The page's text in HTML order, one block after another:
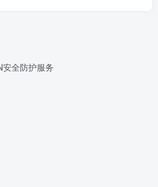
安全防护服务